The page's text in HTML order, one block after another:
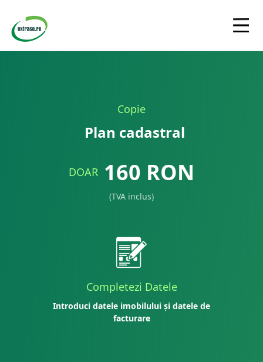
Copie
Plan cadastral
DOAR 160 RON
(TVA inclus)
Completezi Datele
Introduci datele imobilului și datele de
facturare